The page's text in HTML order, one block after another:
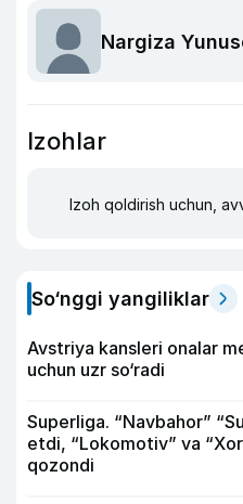
Nargiza
Izohlar
Izoh qoldirish uchun,
So‘nggi yangiliklar
Avstriya kansleri onalar
uchun uzr so‘radi
Superliga. “Navbahor”
etdi, “Lokomotiv” va
qozondi